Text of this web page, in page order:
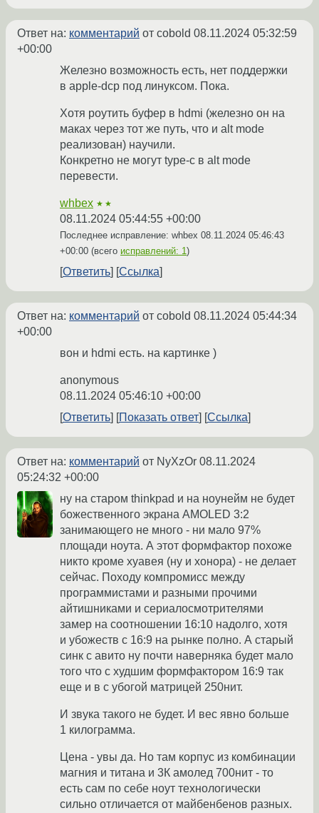
Ответ на: комментарий от cobold 08.11.2024 05:32:59
+00:00
Железно возможность есть, нет поддержки
в apple-dcp под линуксом. Пока.
Хотя роутить буфер в hdmi (железно он на
маках через тот же путь, что и alt mode
реализован) научили.
Конкретно не могут type-c в alt mode
перевести.
whbex ★★
08.11.2024 05:44:55 +00:00
Последнее исправление: whbex 08.11.2024 05:46:43
+00:00 (всего исправлений: 1)
Ответить Ссылка
Ответ на: комментарий от cobold 08.11.2024 05:44:34
+00:00
вон и hdmi есть. на картинке )
anonymous
08.11.2024 05:46:10 +00:00
Ответить
Показать ответ Ссылка
Ответ на: комментарий от NyXzOr 08.11.2024
05:24:32 +00:00
ну на старом thinkpad и на ноунейм не будет
божественного экрана AMOLED 3:2
занимающего не много - ни мало 97%
площади ноута. А этот формфактор похоже
никто кроме хуавея (ну и хонора) - не делает
сейчас. Походу компромисс между
программистами и разными прочими
айтишниками и сериалосмотрителями
замер на соотношении 16:10 надолго, хотя
и убожеств с 16:9 на рынке полно. А старый
синк с авито ну почти наверняка будет мало
того что с худшим формфактором 16:9 так
еще и в с убогой матрицей 250нит.
И звука такого не будет. И вес явно больше
1 килограмма.
Цена - увы да. Но там корпус из комбинации
магния и титана и 3К амолед 700нит - то
есть сам по себе ноут технологически
сильно отличается от майбенбенов разных.